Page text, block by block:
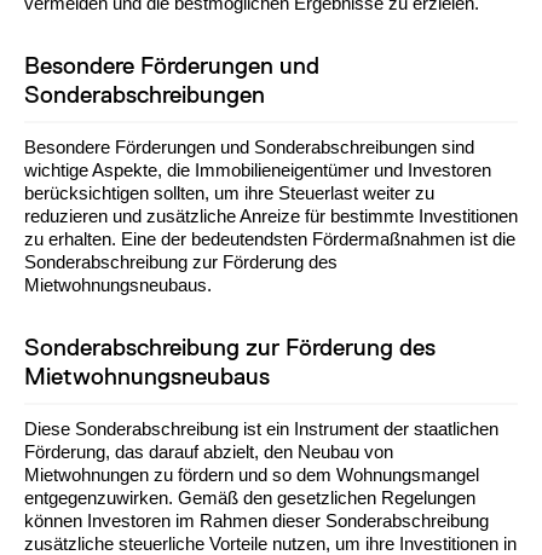
Besondere Förderungen und
Sonderabschreibungen
Besondere Förderungen und Sonderabschreibungen sind
wichtige Aspekte, die Immobilieneigentümer und Investoren
berücksichtigen sollten, um ihre Steuerlast weiter zu
reduzieren und zusätzliche Anreize für bestimmte Investitionen
zu erhalten. Eine der bedeutendsten Fördermaßnahmen ist die
Sonderabschreibung zur Förderung des
Mietwohnungsneubaus.
Sonderabschreibung zur Förderung des
Mietwohnungsneubaus
Diese Sonderabschreibung ist ein Instrument der staatlichen
Förderung, das darauf abzielt, den Neubau von
Mietwohnungen zu fördern und so dem Wohnungsmangel
entgegenzuwirken. Gemäß den gesetzlichen Regelungen
können Investoren im Rahmen dieser Sonderabschreibung
zusätzliche steuerliche Vorteile nutzen, um ihre Investitionen in